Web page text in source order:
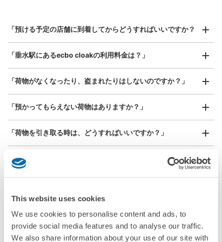
This website uses cookies
We use cookies to personalise content and ads, to
provide social media features and to analyse our traffic.
We also share information about your use of our site with
保管できる荷物数
このコインロッカーの位置を見る
お店で荷物の写真を
手ぶらで1日快適に！
好立地 / 好条件店舗も多数
どんなサイズの荷物もOK
楽器、ベビーカー、ゴルフバッグ等、1人が持てる大きさの荷物であればどんなサイズでも
OK
¥800/ 日
器、ベビーカーなど）
「預ける予定の店舗に到着してからどうすればいいですか？
「垂水駅にあるecbo cloakの利用料金は？」
「荷物がなくなったり、盗まれたりはしないのですか？」
「預かってもらえない荷物はありますか？」
「荷物を引き取る時は、どうすればいいですか？」
「どこに荷物は保管されるのですか？」
「垂水駅ではどこで荷物預かりを利用できますか？」